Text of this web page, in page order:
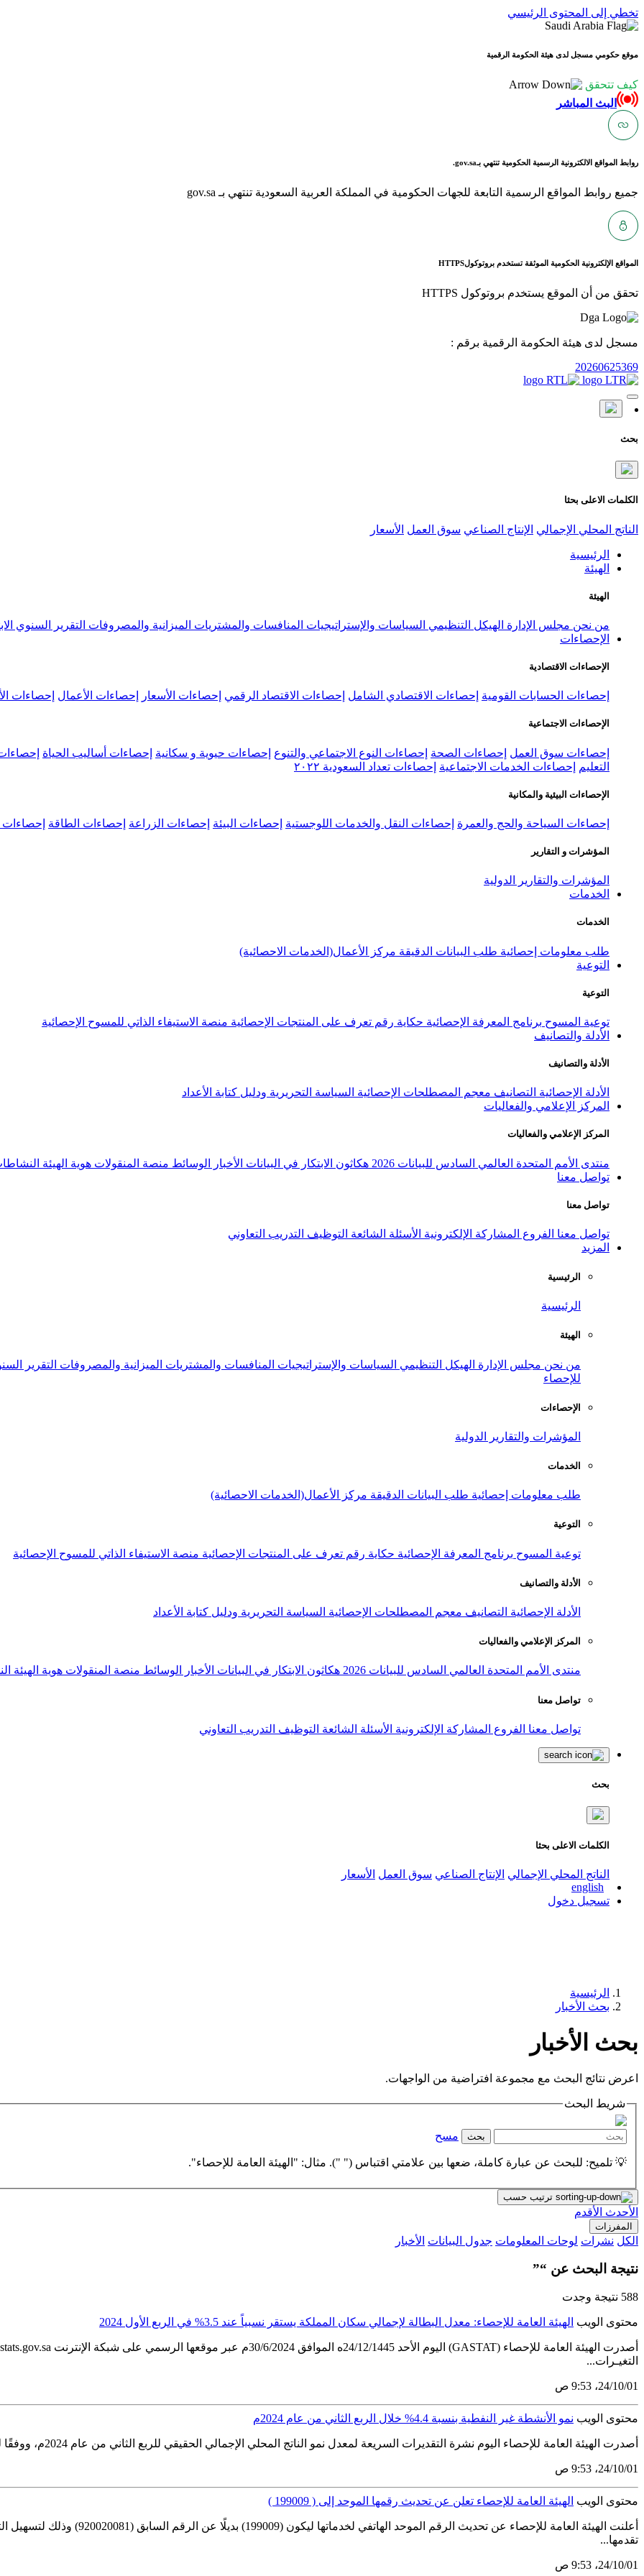
تخطي إلى المحتوى الرئيسي
موقع حكومي مسجل لدى هيئة الحكومة الرقمية
كيف تتحقق
البث المباشر
روابط المواقع الالكترونية الرسمية الحكومية تنتهي بـgov.sa.
جميع روابط المواقع الرسمية التابعة للجهات الحكومية في المملكة العربية السعودية تنتهي بـ gov.sa
المواقع الإلكترونية الحكومية الموثقة تستخدم بروتوكولHTTPS
تحقق من أن الموقع يستخدم بروتوكول HTTPS
مسجل لدى هيئة الحكومة الرقمية برقم :
20260625369
بحث
الكلمات الاعلى بحثا
الناتج المحلي الإجمالي الإنتاج الصناعي سوق العمل الأسعار
الرئيسية
الهيئة
الهيئة
من نحن مجلس الإدارة الهيكل التنظيمي السياسات والإستراتيجيات المنافسات والمشتريات الميزانية والمصروفات التقرير السنوي
الإحصاءات
الإحصاءات الاقتصادية
إحصاءات الحسابات القومية إحصاءات الاقتصادي الشامل إحصاءات الاقتصاد الرقمي إحصاءات الأسعار إحصاءات الأعمال إحصاءات
الإحصاءات الاجتماعية
إحصاءات سوق العمل إحصاءات الصحة إحصاءات النوع الاجتماعي والتنوع إحصاءات حيوية و سكانية إحصاءات أساليب الحياة
التعليم
إحصاءات الخدمات الاجتماعية إحصاءات تعداد السعودية ٢٠٢٢
الإحصاءات البيئية والمكانية
إحصاءات السياحة والحج والعمرة إحصاءات النقل والخدمات اللوجستية إحصاءات البيئة إحصاءات الزراعة إحصاءات الطاقة إحصاءات
المؤشرات و التقارير
المؤشرات والتقارير الدولية
الخدمات
الخدمات
طلب معلومات إحصائية طلب البيانات الدقيقة مركز الأعمال(الخدمات الاحصائية)
التوعية
التوعية
توعية المسوح برنامج المعرفة الإحصائية حكاية رقم تعرف على المنتجات الإحصائية منصة الاستيفاء الذاتي للمسوح الإحصائية
الأدلة والتصانيف
الأدلة والتصانيف
الأدلة الإحصائية التصانيف معجم المصطلحات الإحصائية السياسة التحريرية ودليل كتابة الأعداد
المركز الإعلامي والفعاليات
المركز الإعلامي والفعاليات
منتدى الأمم المتحدة العالمي السادس للبيانات 2026 هكاثون الابتكار في البيانات الأخبار الوسائط منصة المنقولات هوية الهيئة
تواصل معنا
تواصل معنا
تواصل معنا الفروع المشاركة الإلكترونية الأسئلة الشائعة التوظيف التدريب التعاوني
المزيد
الرئيسية
الرئيسية
الهيئة
من نحن مجلس الإدارة الهيكل التنظيمي السياسات والإستراتيجيات المنافسات والمشتريات الميزانية والمصروفات التقرير
للإحصاء
الإحصاءات
المؤشرات والتقارير الدولية
الخدمات
طلب معلومات إحصائية طلب البيانات الدقيقة مركز الأعمال(الخدمات الاحصائية)
التوعية
توعية المسوح برنامج المعرفة الإحصائية حكاية رقم تعرف على المنتجات الإحصائية منصة الاستيفاء الذاتي للمسوح الإحصائية
الأدلة والتصانيف
الأدلة الإحصائية التصانيف معجم المصطلحات الإحصائية السياسة التحريرية ودليل كتابة الأعداد
المركز الإعلامي والفعاليات
منتدى الأمم المتحدة العالمي السادس للبيانات 2026 هكاثون الابتكار في البيانات الأخبار الوسائط منصة المنقولات هوية الهيئة
تواصل معنا
تواصل معنا الفروع المشاركة الإلكترونية الأسئلة الشائعة التوظيف التدريب التعاوني
بحث
الكلمات الاعلى بحثا
الناتج المحلي الإجمالي الإنتاج الصناعي سوق العمل الأسعار
english
تسجيل دخول
الرئيسية
بحث الأخبار
بحث الأخبار
اعرض نتائج البحث مع مجموعة افتراضية من الواجهات.
شريط البحث
بحث مسح
💡 تلميح: للبحث عن عبارة كاملة، ضعها بين علامتي اقتباس (" "). مثال: "الهيئة العامة للإحصاء".
ترتيب حسب
الأحدث الأقدم
المفرزات
الكل نشرات لوحات المعلومات جدول البيانات الأخبار
نتيجة البحث عن “”
588 نتيجة وجدت
محتوى الويب الهيئة العامة للإحصاء: معدل البطالة لإجمالي سكان المملكة يستقر نسبياً عند 3.5% في الربع الأول 2024
التغيـرات...
01‏/10‏/24، 9:53 ص
محتوى الويب نمو الأنشطة غير النفطية بنسبة 4.4% خلال الربع الثاني من عام 2024م
أصدرت الهيئة العامة للإحصاء اليوم نشرة التقديرات السريعة لمعدل نمو الناتج المحلي الإجمالي الحقيقي للربع الثاني من عام 2024م، ووفقًا لنتائج النشرة شهدت الأنشطة غير النفطية والأنشطة الحكومية نموًا...
01‏/10‏/24، 9:53 ص
محتوى الويب الهيئة العامة للإحصاء تعلن عن تحديث رقمها الموحد إلى ( 199009 )
أعلنت الهيئة العامة للإحصاء عن تحديث
تقدمها...
01‏/10‏/24، 9:53 ص